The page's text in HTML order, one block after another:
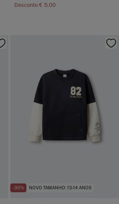
Desconto € 5,00
-30% NOVO TAMANHO: 13-14 ANOS